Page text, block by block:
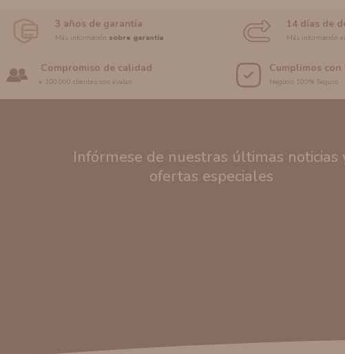
3 años de garantía
Más información sobre garantía
14 días de
Más información
Compromiso de calidad
+ 100.000 clientes nos avalan
Cumplimos con
Negocio 100% Seguro
Infórmese de nuestras últimas noticias
ofertas especiales